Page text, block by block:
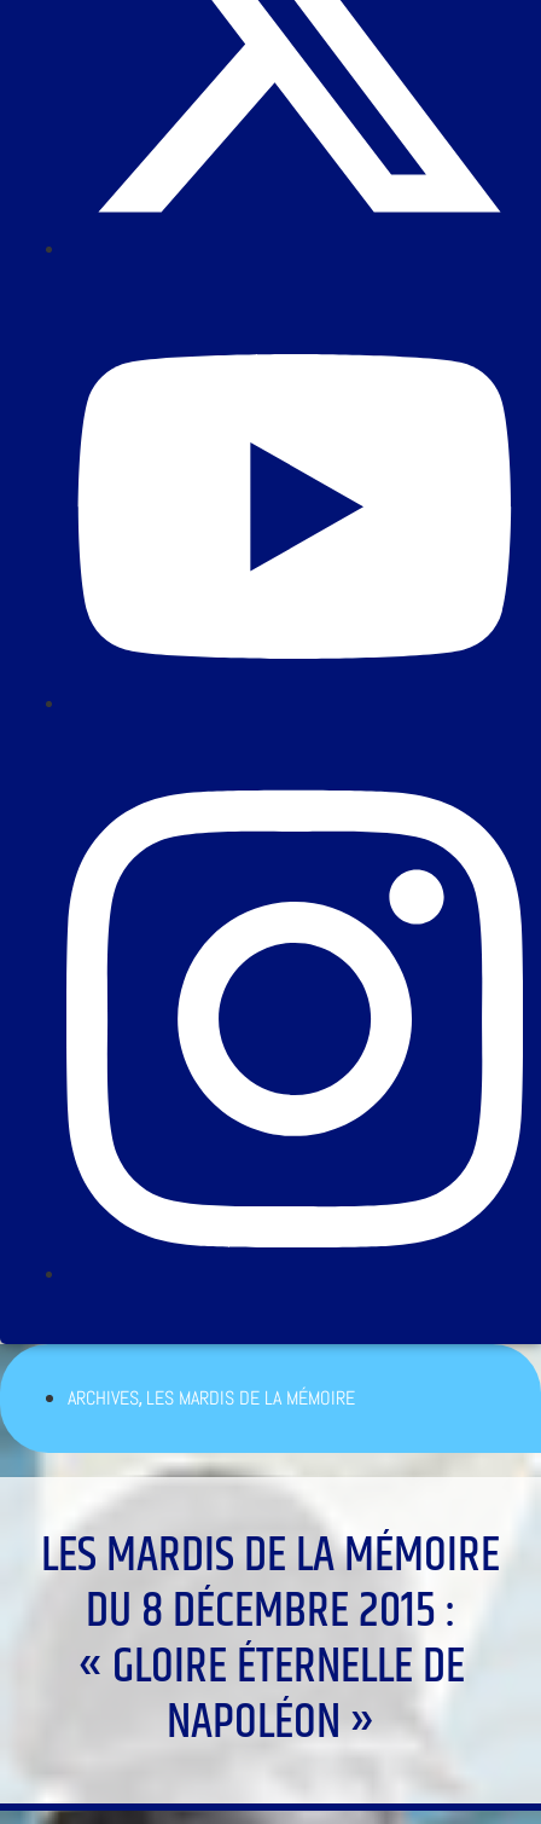
ARCHIVES,LES MARDIS DE LA MÉMOIRE
LES MARDIS DE LA MÉMOIRE
DU 8 DÉCEMBRE 2015 :
« GLOIRE ÉTERNELLE DE
NAPOLÉON »